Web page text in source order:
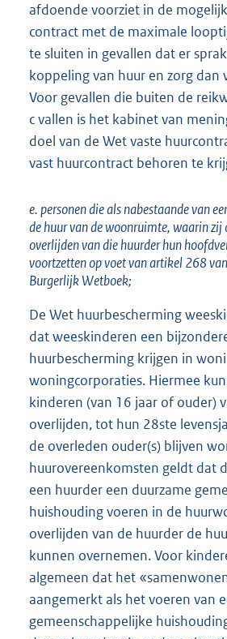
afdoende voorziet in de
contract met de maximale
te sluiten in gevallen dat er
koppeling van huur en zorg dan
Voor gevallen die buiten de
c vallen is het kabinet van
doel van de Wet vaste
vast huurcontract behoren te
e. personen die als nabestaande van
de huur van de woonruimte, waarin
overlijden van die huurder hun
voortzetten op voet van artikel 268
Burgerlijk Wetboek;
De Wet huurbescherming
dat weeskinderen een
huurbescherming krijgen in
woningcorporaties. Hiermee
kinderen (van 16 jaar of ouder)
overlijden, tot hun 28ste
de overleden ouder(s) blijven
huurovereenkomsten geldt dat
een huurder een duurzame
huishouding voeren in de
overlijden van de huurder de
kunnen overnemen. Voor
algemeen dat het
aangemerkt als het voeren van
gemeenschappelijke